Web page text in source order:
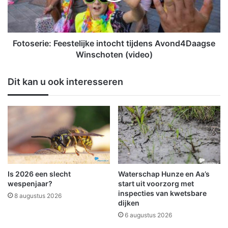
o
m
i
z
o
m
b
e
g
i
n
t
r
e
s
t
e
j
k
i
n
t
Fotoserie: Feestelijke intocht tijdens Avond4Daagse
Winschoten (video)
Dit kan u ook interesseren
Is 2026 een slecht
wespenjaar?
8 augustus 2026
Waterschap Hunze en Aa’s
start uit voorzorg met
inspecties van kwetsbare
dijken
6 augustus 2026